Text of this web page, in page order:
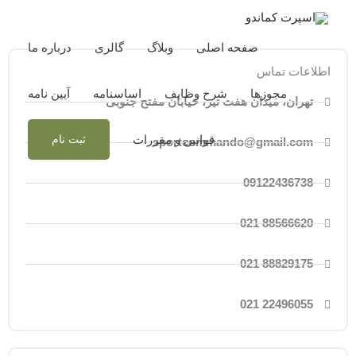
صفحه اصلی وبلاگ گالری درباره ما
مجوزها شرح وظایف اساسنامه آیین نامه
قوانین و مقررات ثبت نام
اطلاعات تماس
تهران، میدان هفت تیر، خیابان مفتح جنوبی
sportcommando@gmail.com
09122436738
88566620 021
88829175 021
22496055 021